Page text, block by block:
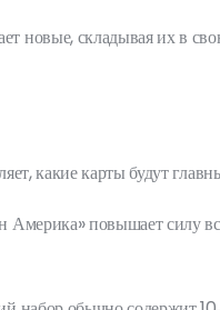
новые, складывая их в
какие карты будут
Америка» повышает силу